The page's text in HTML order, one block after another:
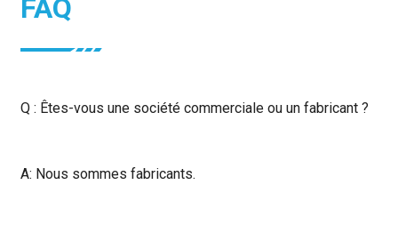
FAQ
Q : Êtes-vous une société commerciale ou un fabricant ?
A: Nous sommes fabricants.